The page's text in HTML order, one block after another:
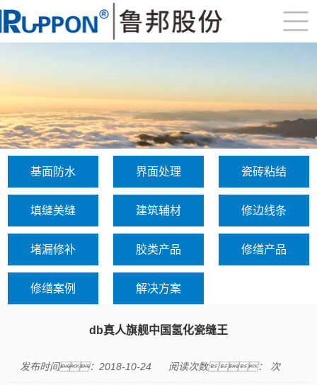
基面防水 界面处理 瓷砖粘结
填缝美缝 建筑辅材 修边线条
堵漏修补 胶类产品 修缮产品
修缮案例 解决方案
db真人旗舰中国氢化瓷缝王
发布时间：2018-10-24 阅读次数： 次